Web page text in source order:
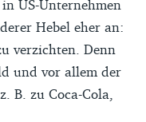
US-Unternehmen
Hebel eher an:
verzichten. Denn
und vor allem der
B. zu Coca-Cola,